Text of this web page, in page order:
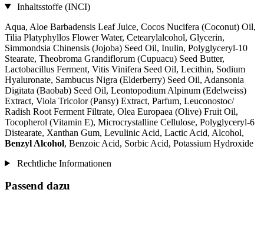
Inhaltsstoffe (INCI)
Aqua, Aloe Barbadensis Leaf Juice, Cocos Nucifera (Coconut) Oil,
Tilia Platyphyllos Flower Water, Cetearylalcohol, Glycerin,
Simmondsia Chinensis (Jojoba) Seed Oil, Inulin, Polyglyceryl-10
Stearate, Theobroma Grandiflorum (Cupuacu) Seed Butter,
Lactobacillus Ferment, Vitis Vinifera Seed Oil, Lecithin, Sodium
Hyaluronate, Sambucus Nigra (Elderberry) Seed Oil, Adansonia
Digitata (Baobab) Seed Oil, Leontopodium Alpinum (Edelweiss)
Extract, Viola Tricolor (Pansy) Extract, Parfum, Leuconostoc/
Radish Root Ferment Filtrate, Olea Europaea (Olive) Fruit Oil,
Tocopherol (Vitamin E), Microcrystalline Cellulose, Polyglyceryl-6
Distearate, Xanthan Gum, Levulinic Acid, Lactic Acid, Alcohol,
Benzyl Alcohol, Benzoic Acid, Sorbic Acid, Potassium Hydroxide
Rechtliche Informationen
Passend dazu